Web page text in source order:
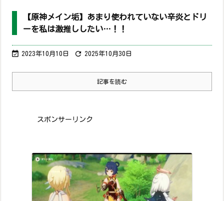
【原神メイン垢】あまり使われていない辛炎とドリ
ーを私は激推ししたい…！！
 2023年10月10日  2025年10月30日
記事を読む
スポンサーリンク